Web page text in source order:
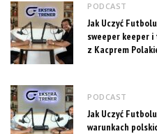
PODCAST
Jak Uczyć
sweeper keeper i
z Kacprem
PODCAST
Jak Uczyć
warunkach